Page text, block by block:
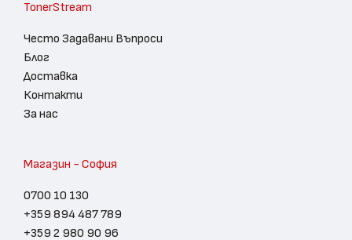
TonerStream
Често Задавани Въпроси
Блог
Доставка
Контакти
За нас
Магазин - София
0700 10 130
+359 894 487 789
+359 2 980 90 96